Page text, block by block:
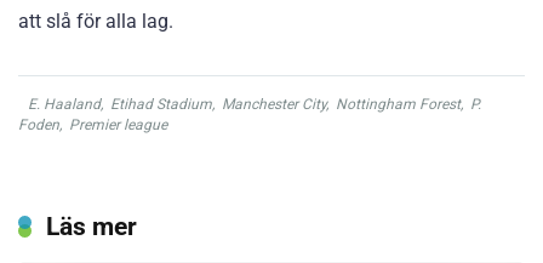
att slå för alla lag.
E. Haaland, Etihad Stadium, Manchester City, Nottingham Forest, P.
Foden, Premier league
Läs mer